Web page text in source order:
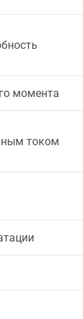
момента
током